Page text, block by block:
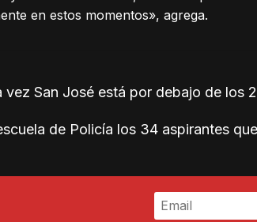
en estos momentos», agrega.
San José está por debajo de los
de Policía los 34 aspirantes